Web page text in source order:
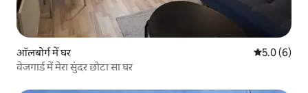
ऑलबोर्ग में घर औसत रेटिंग 5
5.0 (6)
वेजगार्ड में मेरा सुंदर छोटा सा घर